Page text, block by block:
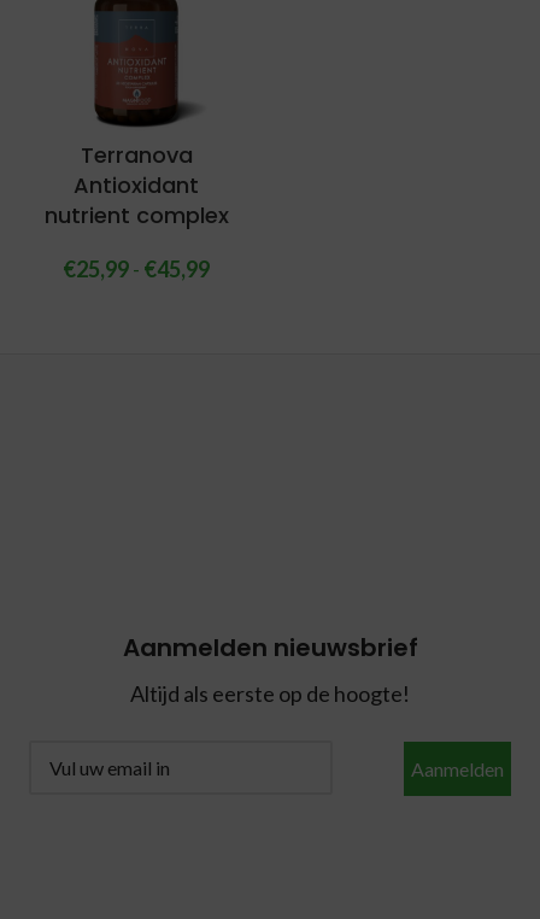
Terranova
Antioxidant
nutrient complex
€25,99- €45,99
Aanmelden nieuwsbrief
Altijd als eerste op de hoogte!
Aanmelden